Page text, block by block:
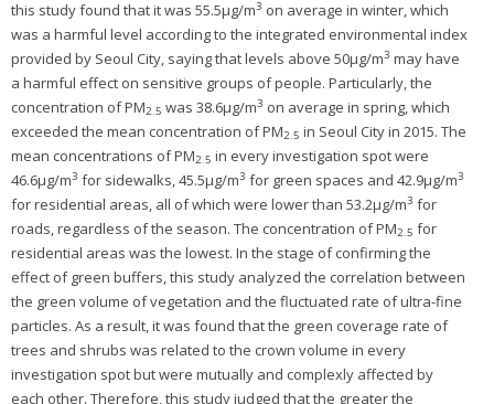
this study found that it was 55.5µg/m3 on average in winter, which
was a harmful level according to the integrated environmental index
provided by Seoul City, saying that levels above 50µg/m3 may have
a harmful effect on sensitive groups of people. Particularly, the
concentration of PM2.5 was 38.6µg/m3 on average in spring, which
exceeded the mean concentration of PM2.5 in Seoul City in 2015. The
mean concentrations of PM2.5 in every investigation spot were
46.6µg/m3 for sidewalks, 45.5µg/m3 for green spaces and 42.9µg/m3
for residential areas, all of which were lower than 53.2µg/m3 for
roads, regardless of the season. The concentration of PM2.5 for
residential areas was the lowest. In the stage of confirming the
effect of green buffers, this study analyzed the correlation between
the green volume of vegetation and the fluctuated rate of ultra-fine
particles. As a result, it was found that the green coverage rate of
trees and shrubs was related to the crown volume in every
investigation spot but were mutually and complexly affected by
each other. Therefore, this study judged that the greater the